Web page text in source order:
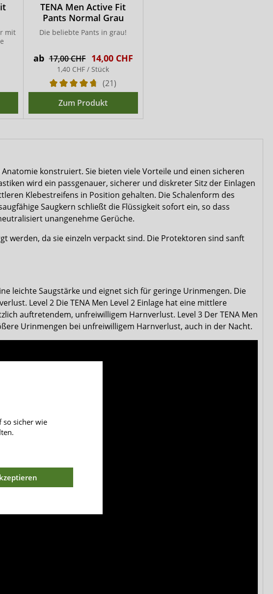
mit
TENA Men Active Fit
Pants Normal Grau
Die beliebte Pants in grau!
ab 17,00 CHF 14,00 CHF
1,40 CHF / Stück
(21)
Zum Produkt
konstruiert. Sie bieten viele Vorteile und einen sicheren
wird ein passgenauer, sicherer und diskreter Sitz der Einlagen
Klebestreifens in Position gehalten. Die Schalenform des
Saugkern schließt die Flüssigkeit sofort ein, so dass
unangenehme Gerüche.
werden, da sie einzeln verpackt sind. Die Protektoren sind sanft
leichte Saugstärke und eignet sich für geringe Urinmengen. Die
Level 2 Die TENA Men Level 2 Einlage hat eine mittlere
auftretendem, unfreiwilligem Harnverlust. Level 3 Der TENA Men
Urinmengen bei unfreiwilligem Harnverlust, auch in der Nacht.
so sicher wie